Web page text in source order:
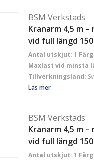
BSM Verkstads
Kranarm 4,5 m
vid full längd
Antal utskjut: 1 Färg:
Maxlast vid minsta
Tillverkningsland:
Läs mer
BSM Verkstads
Kranarm 4,5 m
vid full längd
Antal utskjut: 1 Färg: